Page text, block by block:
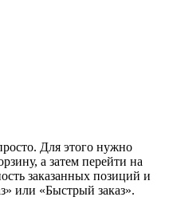
Для этого нужно
а затем перейти на
заказанных позиций и
или «Быстрый заказ».